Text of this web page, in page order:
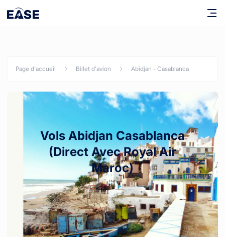
Page d'accueil Billet d'avion Abidjan - Casablanca
Vols Abidjan Casablanca
(Direct Avec Royal Air
Maroc)